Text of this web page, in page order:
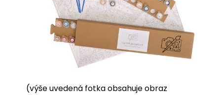
(výše uvedená fotka obsahuje obraz